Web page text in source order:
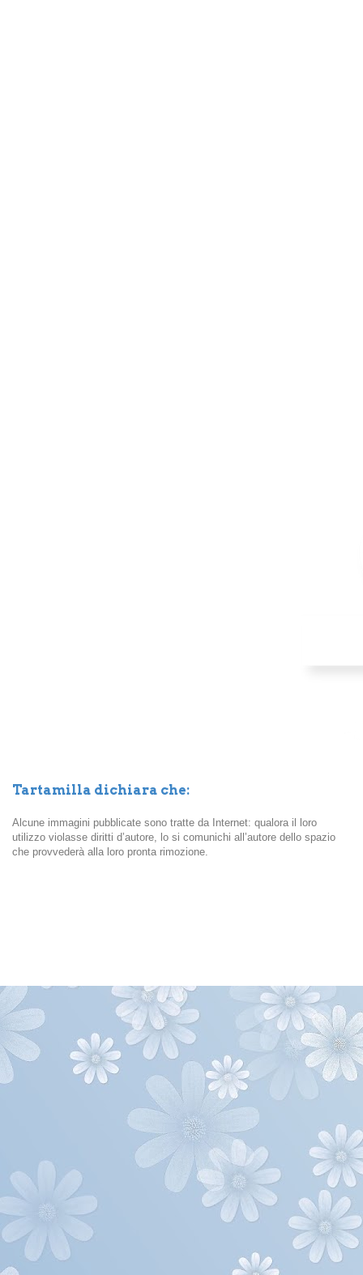
Tartamilla dichiara che:
Alcune immagini pubblicate sono tratte da Internet: qualora il loro
utilizzo violasse diritti d’autore, lo si comunichi all’autore dello spazio
che provvederà alla loro pronta rimozione.